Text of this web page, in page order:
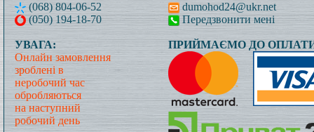
(068) 804-06-52
(050) 194-18-70
dumohod24@ukr.net
Передзвонити мені
УВАГА:
Онлайн замовлення
зроблені в
неробочий час
обробляються
на наступний
робочий день
ПРИЙМАЄМО ДО